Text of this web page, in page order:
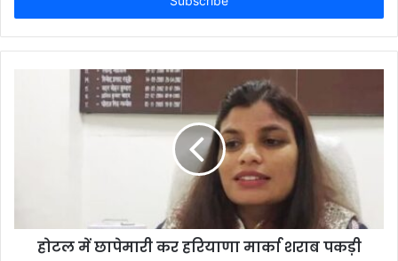
होटल में छापेमारी कर हरियाणा मार्का शराब पकड़ी